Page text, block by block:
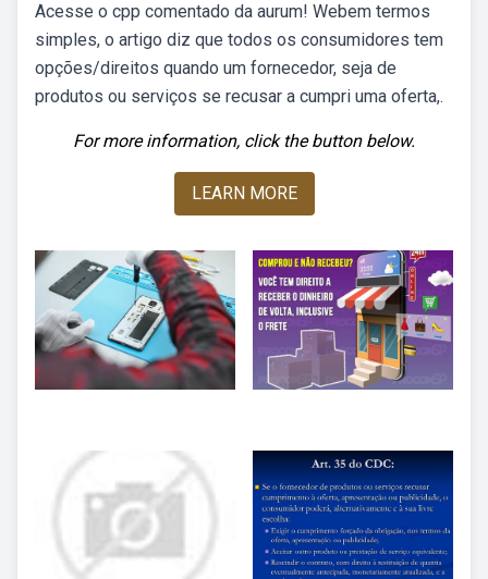
Acesse o cpp comentado da aurum! Webem termos
simples, o artigo diz que todos os consumidores tem
opções/direitos quando um fornecedor, seja de
produtos ou serviços se recusar a cumpri uma oferta,.
For more information, click the button below.
LEARN MORE